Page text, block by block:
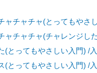
ャチャチャ(とってもやさ
ャチャチャ(チャレンジし
(とってもやさしい入門) /
(とってもやさしい入門) /